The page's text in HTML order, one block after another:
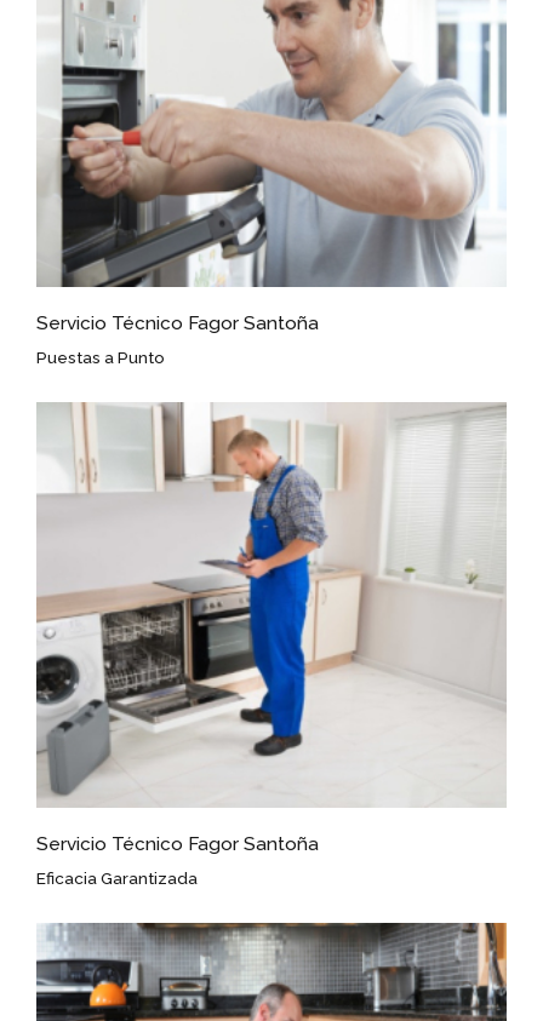
Servicio Técnico Fagor Santoña
Puestas a Punto
Servicio Técnico Fagor Santoña
Eficacia Garantizada